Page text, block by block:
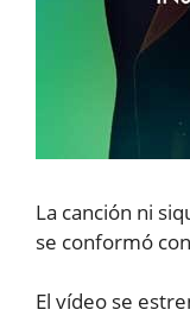
La canción ni
se conformó
El vídeo se